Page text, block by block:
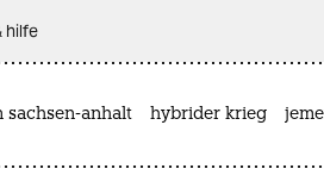
hilfe
sachsen-anhalt hybrider krieg